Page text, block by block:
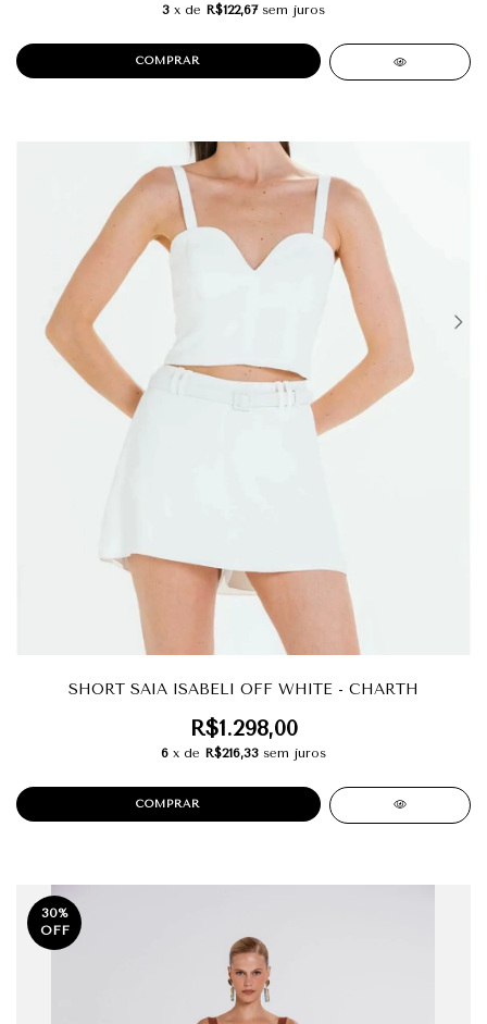
3 x de R$122,67 sem juros
COMPRAR
SHORT SAIA ISABELI OFF WHITE - CHARTH
R$1.298,00
6 x de R$216,33 sem juros
COMPRAR
30%
OFF